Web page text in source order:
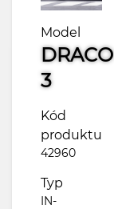
Model
DRACO
3
Kód
produktu
42960
Typ
IN-